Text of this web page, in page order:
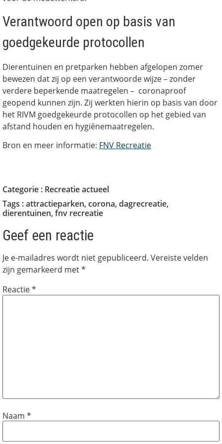
Verantwoord open op basis van
goedgekeurde protocollen
Dierentuinen en pretparken hebben afgelopen zomer
bewezen dat zij op een verantwoorde wijze – zonder
verdere beperkende maatregelen – coronaproof
geopend kunnen zijn. Zij werkten hierin op basis van door
het RIVM goedgekeurde protocollen op het gebied van
afstand houden en hygiënemaatregelen.
Bron en meer informatie: FNV Recreatie
Categorie : Recreatie actueel
Tags :attractieparken, corona, dagrecreatie,
dierentuinen, fnv recreatie
Geef een reactie
Je e-mailadres wordt niet gepubliceerd. Vereiste velden
zijn gemarkeerd met*
Reactie*
Naam *